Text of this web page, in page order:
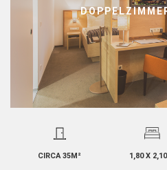
CIRCA 35M² 1,80 X